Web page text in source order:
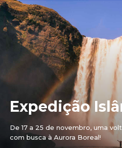
Expedição
De 17 a 25 de novembro, uma
com busca à Aurora Boreal!